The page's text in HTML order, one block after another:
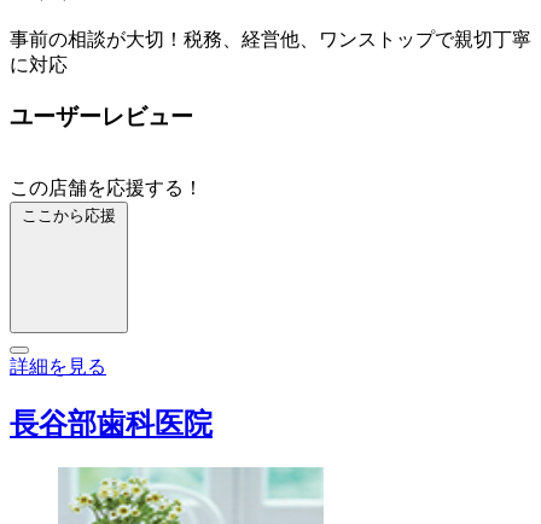
事前の相談が大切！税務、経営他、ワンストップで親切丁寧
に対応
ユーザーレビュー
この店舗を応援する！
ここから応援
詳細を見る
長谷部歯科医院